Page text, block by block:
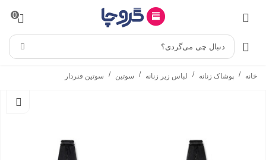
0
دنبال چی می‌گردی؟
خانه / پوشاک زنانه / لباس زیر زنانه / سوتین / سوتین فنردار